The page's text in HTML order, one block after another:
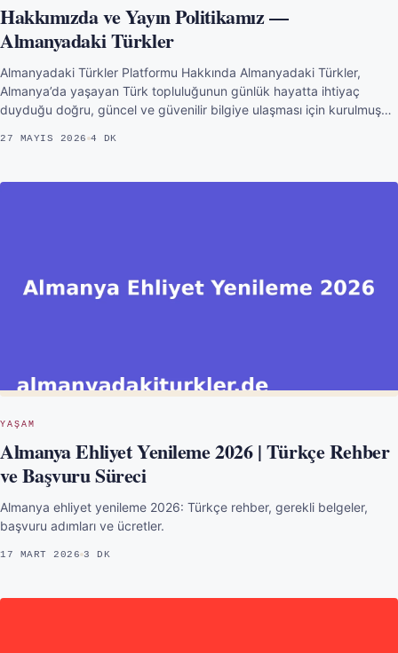
Hakkımızda ve Yayın Politikamız —
Almanyadaki Türkler
Almanyadaki Türkler Platformu Hakkında Almanyadaki Türkler,
Almanya’da yaşayan Türk topluluğunun günlük hayatta ihtiyaç
duyduğu doğru, güncel ve güvenilir bilgiye ulaşması için kurulmuş…
27 MAYIS 2026 4 DK
YAŞAM
Almanya Ehliyet Yenileme 2026 | Türkçe Rehber
ve Başvuru Süreci
Almanya ehliyet yenileme 2026: Türkçe rehber, gerekli belgeler,
başvuru adımları ve ücretler.
17 MART 2026 3 DK